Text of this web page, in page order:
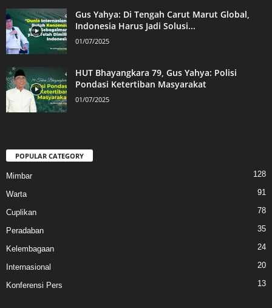
Gus Yahya: Di Tengah Carut Marut Global,
Indonesia Harus Jadi Solusi...
01/07/2025
HUT Bhayangkara 79, Gus Yahya: Polisi
Pondasi Ketertiban Masyarakat
01/07/2025
POPULAR CATEGORY
Mimbar 128
Warta 91
Cuplikan 78
Peradaban 35
Kelembagaan 24
Internasional 20
Konferensi Pers 13